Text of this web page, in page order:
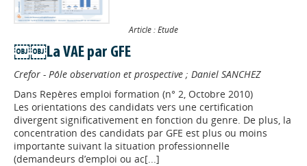
Article : Etude
￼￼La VAE par GFE
Crefor - Pôle observation et prospective ; Daniel SANCHEZ
Dans Repères emploi formation (n° 2, Octobre 2010)
Les orientations des candidats vers une certification
divergent significativement en fonction du genre. De plus, la
concentration des candidats par GFE est plus ou moins
importante suivant la situation professionnelle
(demandeurs d’emploi ou ac[...]